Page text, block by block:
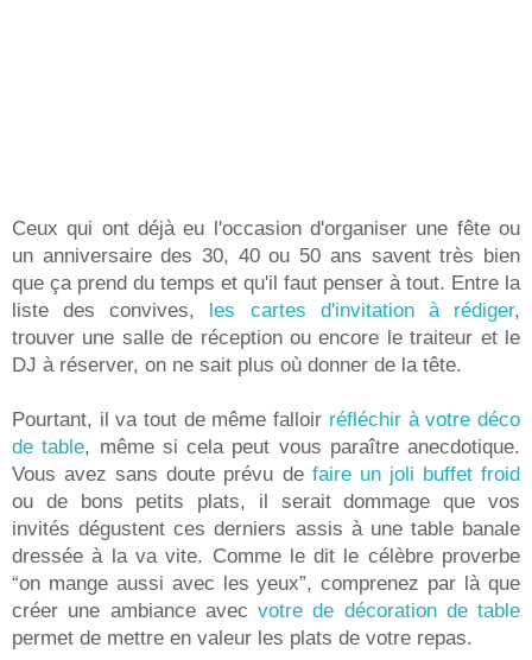
Ceux qui ont déjà eu l'occasion d'organiser une fête ou
un anniversaire des 30, 40 ou 50 ans savent très bien
que ça prend du temps et qu'il faut penser à tout. Entre la
liste des convives,
les cartes d'invitation à rédiger,
trouver une salle de réception ou encore le traiteur et le
DJ à réserver, on ne sait plus où donner de la tête.
Pourtant, il va tout de même falloir réfléchir à votre déco
de table, même si cela peut vous paraître anecdotique.
Vous avez sans doute prévu de faire un joli buffet froid
ou de bons petits plats, il serait dommage que vos
invités dégustent ces derniers assis à une table banale
dressée à la va vite. Comme le dit le célèbre proverbe
“on mange aussi avec les yeux”, comprenez par là que
créer une ambiance avec votre de décoration de table
permet de mettre en valeur les plats de votre repas.